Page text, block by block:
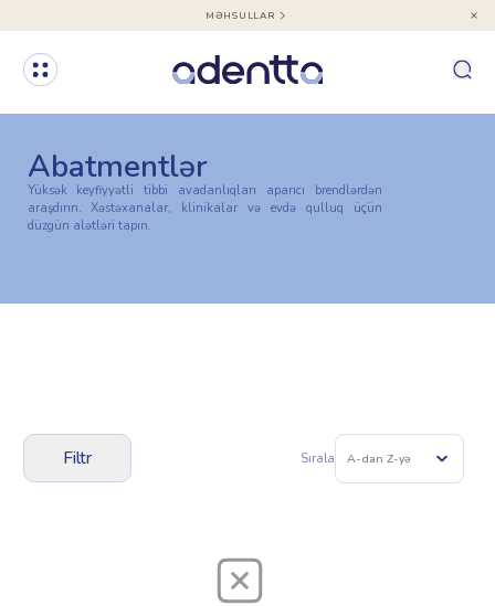
MƏHSULLAR
Abatmentlər
Yüksək keyfiyyətli tibbi avadanlıqları aparıcı brendlərdən
araşdırın. Xəstəxanalar, klinikalar və evdə qulluq üçün
düzgün alətləri tapın.
Filtr Sırala A-dan Z-yə